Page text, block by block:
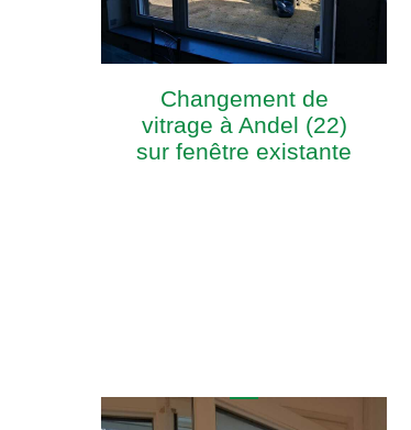
Changement de
vitrage à Andel (22)
sur fenêtre existante